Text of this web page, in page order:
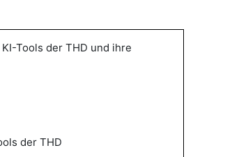
Tools der THD und ihre
der THD